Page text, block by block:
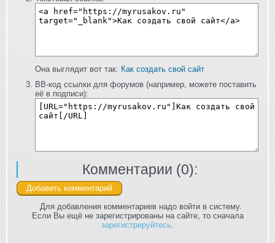
Она выглядит вот так: Как создать свой сайт
BB-код ссылки для форумов (например, можете поставить
её в подписи):
Комментарии (0):
Для добавления комментариев надо войти в систему.
Если Вы ещё не зарегистрированы на сайте, то сначала
зарегистрируйтесь.